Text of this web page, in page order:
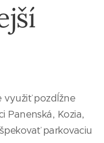
využiť pozdĺžne
Panenská, Kozia,
parkovaciu